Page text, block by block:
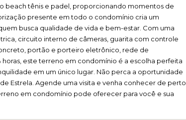
beach tênis e padel, proporcionando momentos de
presente em todo o condomínio cria um
busca qualidade de vida e bem-estar. Com uma
circuito interno de câmeras, guarita com controle
portão e porteiro eletrônico, rede de
este terreno em condomínio é a escolha perfeita
em um único lugar. Não perca a oportunidade
Estrela. Agende uma visita e venha conhecer de perto
em condomínio pode oferecer para você e sua